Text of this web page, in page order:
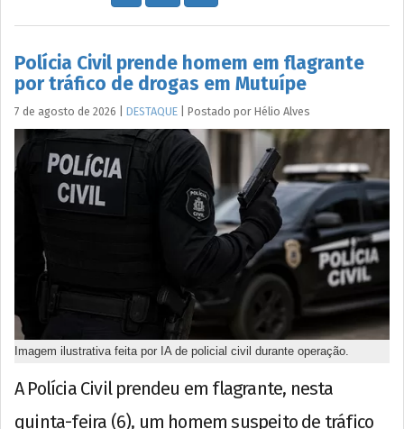
Polícia Civil prende homem em flagrante
por tráfico de drogas em Mutuípe
7 de agosto de 2026 DESTAQUE Postado por Hélio Alves
Imagem ilustrativa feita por IA de policial civil durante operação.
A Polícia Civil prendeu em flagrante, nesta
quinta-feira (6), um homem suspeito de tráfico